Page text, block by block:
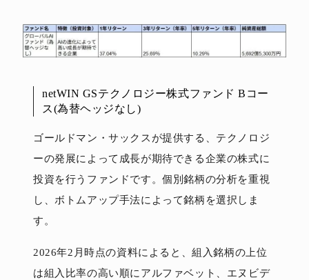
netWIN GSテクノロジー株式ファンド Bコー
ス(為替ヘッジなし)
ゴールドマン・サックスが提供する、テクノロジ
ーの発展によって成長が期待できる企業の株式に
投資を行うファンドです。個別銘柄の分析を重視
し、ボトムアップ手法によって銘柄を選択しま
す。
2026年2月時点の資料によると、組入銘柄の上位
は組入比率の高い順にアルファベット、エヌビデ